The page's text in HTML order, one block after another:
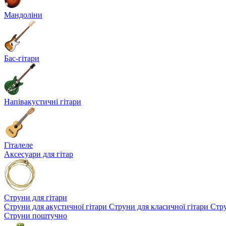
Мандоліни
Бас-гітари
Напівакустичні гітари
Гіталеле
Аксесуари для гітар
Струни для гітари
Струни для акустичної гітари Струни для класичної гітари
Струни поштучно